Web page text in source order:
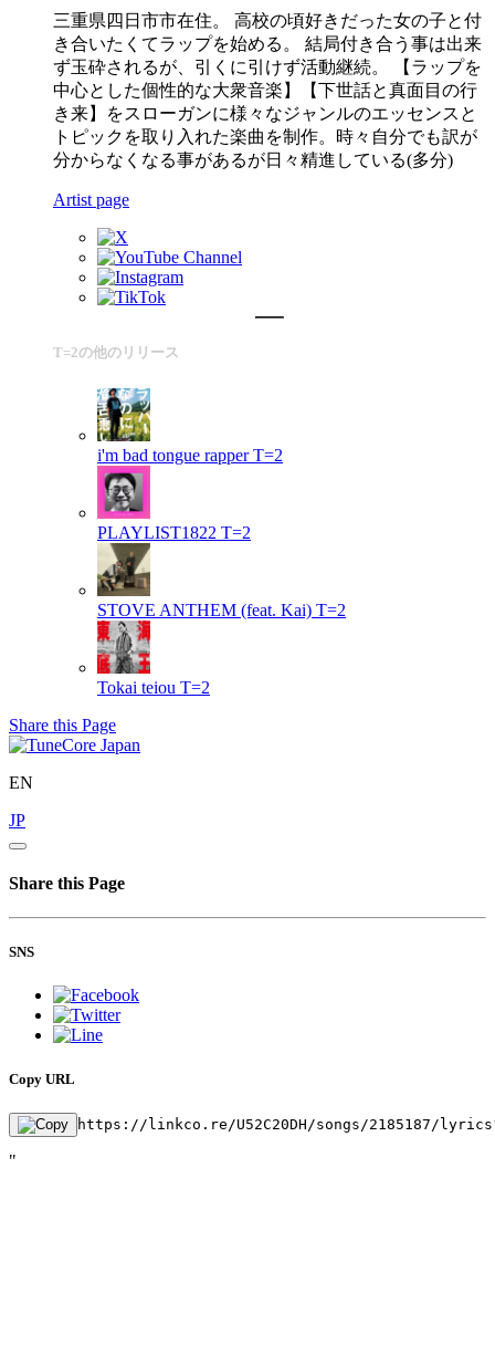
三重県四日市市在住。 高校の頃好きだった女の子と付
き合いたくてラップを始める。 結局付き合う事は出来
ず玉砕されるが、引くに引けず活動継続。 【ラップを
中心とした個性的な大衆音楽】【下世話と真面目の行
き来】をスローガンに様々なジャンルのエッセンスと
トピックを取り入れた楽曲を制作。時々自分でも訳が
分からなくなる事があるが日々精進している(多分)
Artist page
T=2の他のリリース
i'm bad tongue rapper T=2
PLAYLIST1822 T=2
STOVE ANTHEM (feat. Kai) T=2
Tokai teiou T=2
Share this Page
EN
JP
Share this Page
SNS
Copy URL
https://linkco.re/U52C20DH/songs/2185187/
"